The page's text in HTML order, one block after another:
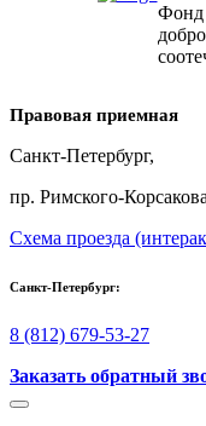
Фонд
Правовая приемная
Санкт-Петербург,
пр. Римского-
Схема проезда
Санкт-Петербург:
8 (812) 679-53-27
Заказать обратный